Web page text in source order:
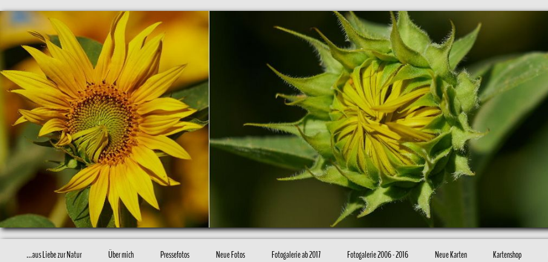
...aus Liebe zur Natur Über mich Pressefotos Neue Fotos Fotogalerie ab 2017 Fotogalerie 2006 - 2016 Neue Karten Kartenshop